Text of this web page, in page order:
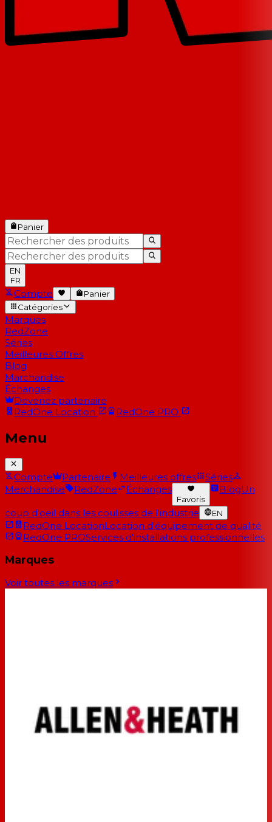
Panier
EN
FR
Compte
Panier
Catégories
Marques
RedZone
Séries
Meilleures Offres
Blog
Marchandise
Échanges
Devenez partenaire
RedOne Location RedOne PRO
Menu
Compte Partenaire Meilleures offres
Séries
Merchandise
RedZone Échanges
Favoris
BlogUn
coup d'oeil dans les coulisses de l'industrie EN
RedOne LocationLocation d'équipement de qualité
RedOne PROServices d'installations professionnelles
Marques
Voir toutes les marques